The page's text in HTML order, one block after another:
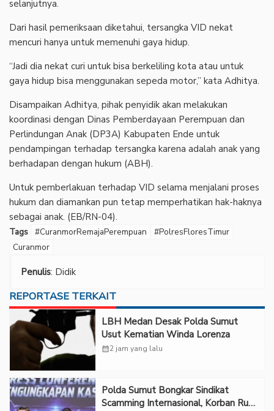
selanjutnya.
Dari hasil pemeriksaan diketahui, tersangka VID nekat
mencuri hanya untuk memenuhi gaya hidup.
“Jadi dia nekat curi untuk bisa berkeliling kota atau untuk
gaya hidup bisa menggunakan sepeda motor,” kata Adhitya.
Disampaikan Adhitya, pihak penyidik akan melakukan
koordinasi dengan Dinas Pemberdayaan Perempuan dan
Perlindungan Anak (DP3A) Kabupaten Ende untuk
pendampingan terhadap tersangka karena adalah anak yang
berhadapan dengan hukum (ABH).
Untuk pemberlakuan terhadap VID selama menjalani proses
hukum dan diamankan pun tetap memperhatikan hak-haknya
sebagai anak. (EB/RN-04).
Tags #CuranmorRemajaPerempuan
#PolresFloresTimur
Curanmor
Penulis: Didik
REPORTASE TERKAIT
LBH Medan Desak Polda Sumut
Usut Kematian Winda Lorenza
calendar_month2 jam yang lalu
Polda Sumut Bongkar Sindikat
Scamming Internasional, Korban Rugi